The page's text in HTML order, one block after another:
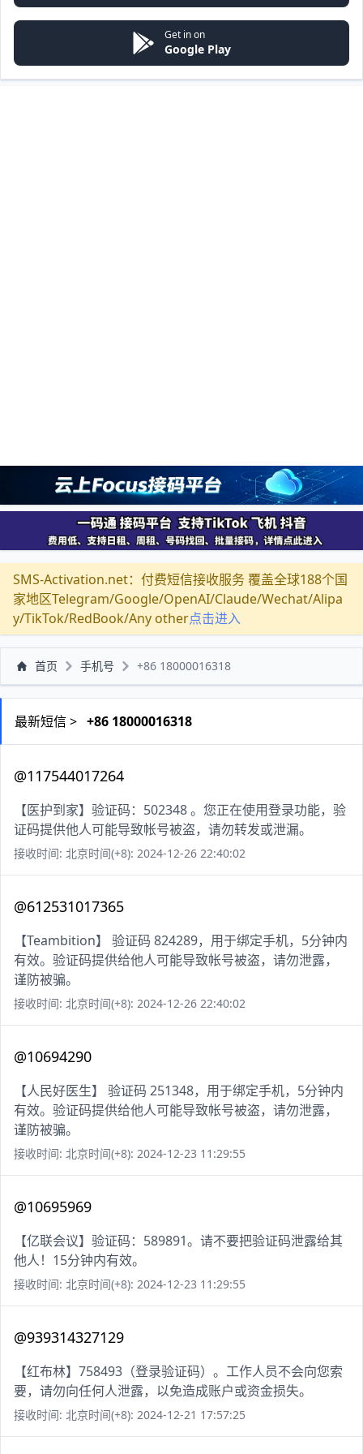
Get in on
Google Play
SMS-Activation.net：付费短信接收服务 覆盖全球188个国
家地区Telegram/Google/OpenAI/Claude/Wechat/Alipa
y/TikTok/RedBook/Any other点击进入
首页 手机号 +86 18000016318
最新短信 > +86 18000016318
@117544017264
【医护到家】验证码：502348 。您正在使用登录功能，验
证码提供他人可能导致帐号被盗，请勿转发或泄漏。
接收时间: 北京时间(+8): 2024-12-26 22:40:02
@612531017365
【Teambition】 验证码 824289，用于绑定手机，5分钟内
有效。验证码提供给他人可能导致帐号被盗，请勿泄露，
谨防被骗。
接收时间: 北京时间(+8): 2024-12-26 22:40:02
@10694290
【人民好医生】 验证码 251348，用于绑定手机，5分钟内
有效。验证码提供给他人可能导致帐号被盗，请勿泄露，
谨防被骗。
接收时间: 北京时间(+8): 2024-12-23 11:29:55
@10695969
【亿联会议】验证码：589891。请不要把验证码泄露给其
他人！15分钟内有效。
接收时间: 北京时间(+8): 2024-12-23 11:29:55
@939314327129
【红布林】758493（登录验证码）。工作人员不会向您索
要，请勿向任何人泄露，以免造成账户或资金损失。
接收时间: 北京时间(+8): 2024-12-21 17:57:25